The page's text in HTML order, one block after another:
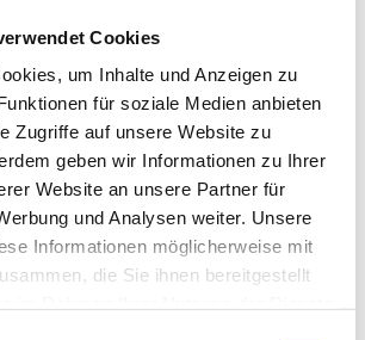
Cookies
um Inhalte und Anzeigen zu
für soziale Medien anbieten
Zugriffe auf unsere Website zu
geben wir Informationen zu Ihrer
Website an unsere Partner für
und Analysen weiter. Unsere
Informationen möglicherweise mit
die Sie ihnen bereitgestellt
fundierte Inhalte–
Sie sich bitte ein.